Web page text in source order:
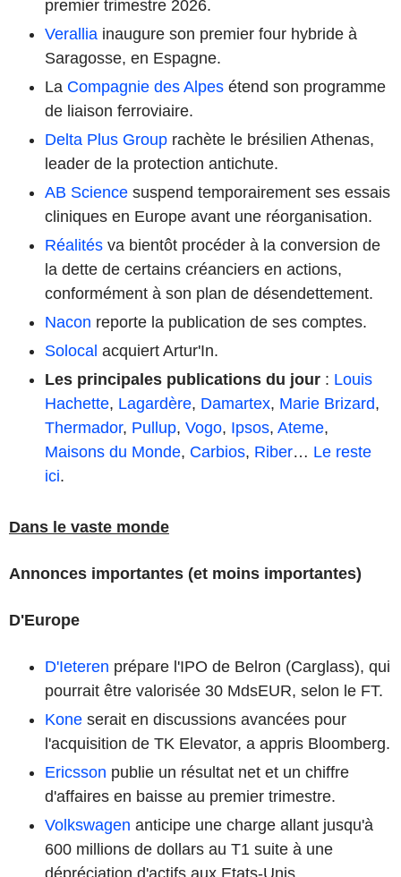
premier trimestre 2026.
Verallia inaugure son premier four hybride à
Saragosse, en Espagne.
La Compagnie des Alpes étend son programme
de liaison ferroviaire.
Delta Plus Group rachète le brésilien Athenas,
leader de la protection antichute.
AB Science suspend temporairement ses essais
cliniques en Europe avant une réorganisation.
Réalités va bientôt procéder à la conversion de
la dette de certains créanciers en actions,
conformément à son plan de désendettement.
Nacon reporte la publication de ses comptes.
Solocal acquiert Artur'In.
Les principales publications du jour : Louis
Hachette, Lagardère, Damartex, Marie Brizard,
Thermador, Pullup, Vogo, Ipsos, Ateme,
Maisons du Monde, Carbios, Riber… Le reste
ici.
Dans le vaste monde
Annonces importantes (et moins importantes)
D'Europe
D'Ieteren prépare l'IPO de Belron (Carglass), qui
pourrait être valorisée 30 MdsEUR, selon le FT.
Kone serait en discussions avancées pour
l'acquisition de TK Elevator, a appris Bloomberg.
Ericsson publie un résultat net et un chiffre
d'affaires en baisse au premier trimestre.
Volkswagen anticipe une charge allant jusqu'à
600 millions de dollars au T1 suite à une
dépréciation d'actifs aux Etats-Unis.